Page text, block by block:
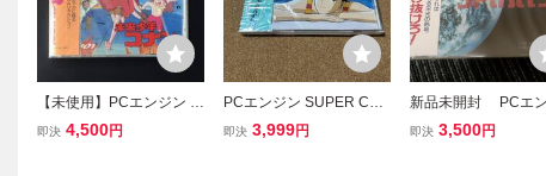
【未使用】PCエンジン S
UPER CD-ROM2 未来
即決 4,500円
PCエンジン SUPER CD-
ROM2 新品未使用未開封
即決 3,999円
新品未開封 PCエ
CD-ROM2 ロード
即決 3,500円